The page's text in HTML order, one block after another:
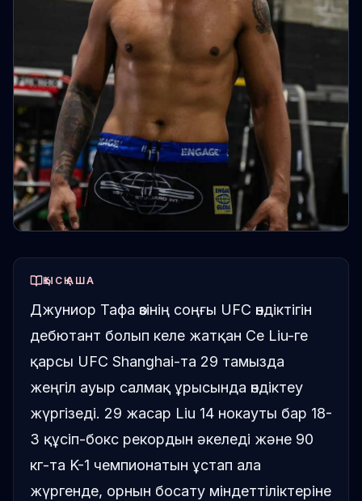
ҚЫСҚАША
Джуниор Тафа өзінің соңғы UFC өндіктігін
дебютант болып келе жатқан Ce Liu-ге
қарсы UFC Shanghai-та 29 тамызда
жеңгіл ауыр салмақ ұрысында өндіктеу
жүргізеді. 29 жасар Liu 14 нокауты бар 18-
3 құсіп-бокс рекордын әкеледі және 90
кг-та K-1 чемпионатын ұстап ала
жүргенде, орнын босату міндеттіліктеріне